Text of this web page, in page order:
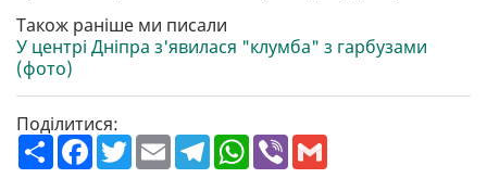
Також раніше ми писали
У центрі Дніпра з'явилася "клумба" з гарбузами
(фото)
Поділитися:
П
о
F
a
T
w
E
m
T
e
W
h
V